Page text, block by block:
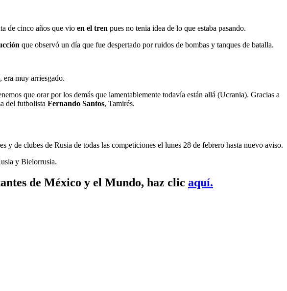
de cinco años que vio en el tren pues no tenia idea de lo que estaba pasando.
que observó un día que fue despertado por ruidos de bombas y tanques de batalla.
era muy arriesgado.
que orar por los demás que lamentablemente todavía están allá (Ucrania). Gracias a
del futbolista Fernando Santos, Tamirés.
y de clubes de Rusia de todas las competiciones el lunes 28 de febrero hasta nuevo aviso.
y Bielorrusia.
de México y el Mundo, haz clic aquí.